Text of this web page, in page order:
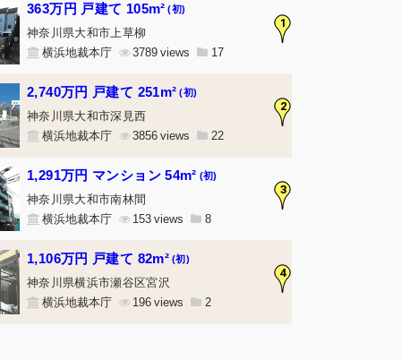
1
363万円 戸建て 105m² (初)
神奈川県大和市上草柳
横浜地裁本庁
3789 17
2
2,740万円 戸建て 251m² (初)
神奈川県大和市深見西
横浜地裁本庁
3856 22
3
1,291万円 マンション 54m² (初)
神奈川県大和市南林間
横浜地裁本庁
153 8
4
1,106万円 戸建て 82m² (初)
神奈川県横浜市瀬谷区宮沢
横浜地裁本庁
196 2